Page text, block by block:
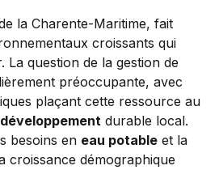
la Charente-Maritime, fait
croissants qui
La question de la gestion de
préoccupante, avec
plaçant cette ressource au
développement durable local.
besoins en eau potable et la
croissance démographique